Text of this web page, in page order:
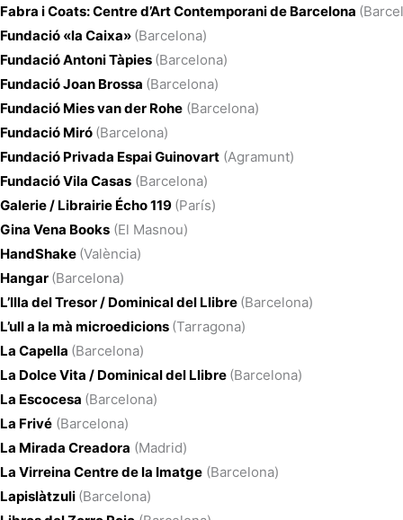
Fabra i Coats: Centre d’Art Contemporani de Barcelona
Fundació «la Caixa» (Barcelona)
Fundació Antoni Tàpies (Barcelona)
Fundació Joan Brossa (Barcelona)
Fundació Mies van der Rohe (Barcelona)
Fundació Miró (Barcelona)
Fundació Privada Espai Guinovart (Agramunt)
Fundació Vila Casas (Barcelona)
Galerie / Librairie Écho 119 (París)
Gina Vena Books (El Masnou)
HandShake (València)
Hangar (Barcelona)
L’Illa del Tresor / Dominical del Llibre (Barcelona)
L’ull a la mà microedicions (Tarragona)
La Capella (Barcelona)
La Dolce Vita / Dominical del Llibre (Barcelona)
La Escocesa (Barcelona)
La Frivé (Barcelona)
La Mirada Creadora (Madrid)
La Virreina Centre de la Imatge (Barcelona)
Lapislàtzuli (Barcelona)